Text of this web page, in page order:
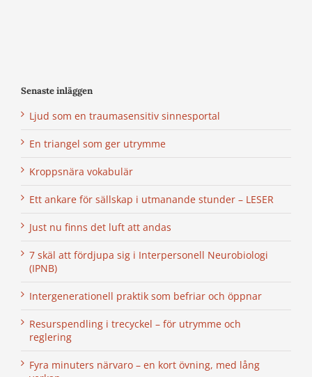
Senaste inläggen
Ljud som en traumasensitiv sinnesportal
En triangel som ger utrymme
Kroppsnära vokabulär
Ett ankare för sällskap i utmanande stunder – LESER
Just nu finns det luft att andas
7 skäl att fördjupa sig i Interpersonell Neurobiologi
(IPNB)
Intergenerationell praktik som befriar och öppnar
Resurspendling i trecyckel – för utrymme och
reglering
Fyra minuters närvaro – en kort övning, med lång